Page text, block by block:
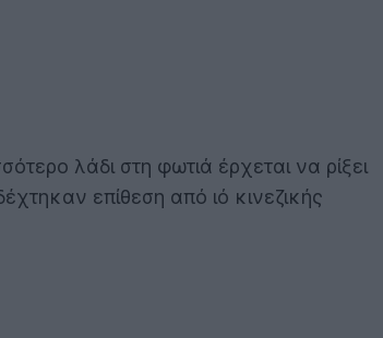
λάδι στη φωτιά έρχεται να ρίξει
επίθεση από ιό κινεζικής